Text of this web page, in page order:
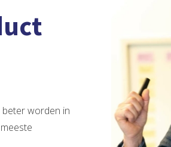
beter worden in